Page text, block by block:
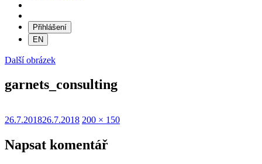
Přihlášení
EN
Další obrázek
garnets_consulting
Publikováno:
26.7.201826.7.2018 Původní
200 × 150
Napsat komentář